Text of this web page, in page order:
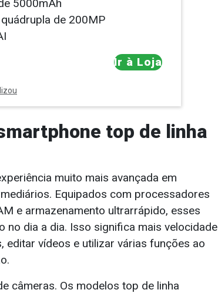
5000mAh
de 200MP
Ir à Loja
top de linha
muito mais avançada em
Equipados com processadores
e armazenamento ultrarrápido, esses
no dia a dia. Isso significa mais velocidade
vídeos e utilizar várias funções ao
câmeras. Os modelos top de linha